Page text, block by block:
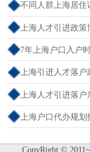
孩可以考上海大学
不同人群上海居住
上海人才引进政
7年上海户口入户
上海引进人才落户
上海人才引进落
上海户口代办规
CopyRight ©